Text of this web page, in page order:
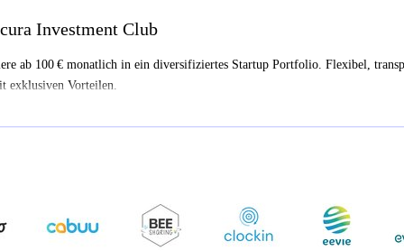
Investment Club
ab 100 € monatlich in ein diversifiziertes Startup Portfolio. Flexibel,
exklusiven Vorteilen.